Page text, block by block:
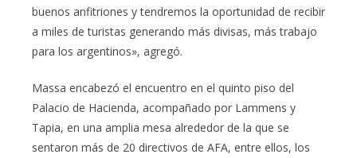
buenos anfitriones y tendremos la oportunidad de recibir
a miles de turistas generando más divisas, más trabajo
para los argentinos», agregó.
Massa encabezó el encuentro en el quinto piso del
Palacio de Hacienda, acompañado por Lammens y
Tapia, en una amplia mesa alrededor de la que se
sentaron más de 20 directivos de AFA, entre ellos, los